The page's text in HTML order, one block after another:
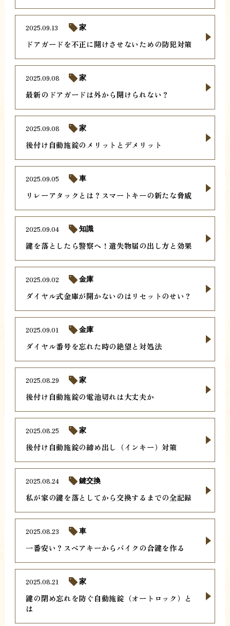
ドアガードを不正に開けさせないための防犯対策
2025.09.13 家
最新のドアガードは外から開けられない？
2025.09.08 家
後付け自動施錠のメリットとデメリット
2025.09.08 家
リレーアタックとは？スマートキーの新たな脅威
2025.09.05 車
鍵を落としたら警察へ！遺失物届の出し方と効果
2025.09.04 知識
ダイヤル式金庫が開かないのはリセットのせい？
2025.09.02 金庫
ダイヤル番号を忘れた時の絶望と対処法
2025.09.01 金庫
後付け自動施錠の電池切れは大丈夫か
2025.08.29 家
後付け自動施錠の締め出し（インキー）対策
2025.08.25 家
私が家の鍵を落としてから交換するまでの全記録
2025.08.24 鍵交換
一番安い？スペアキーからバイクの合鍵を作る
2025.08.23 車
鍵の閉め忘れを防ぐ自動施錠（オートロック）と
は
2025.08.21 家